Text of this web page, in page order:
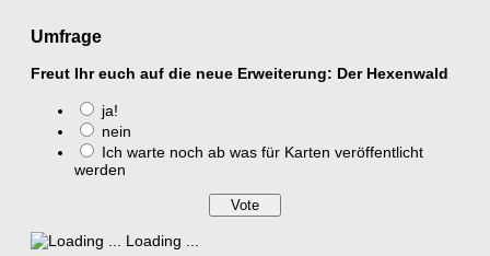
Umfrage
Freut Ihr euch auf die neue Erweiterung: Der Hexenwald
ja!
nein
Ich warte noch ab was für Karten veröffentlicht
werden
Loading ...